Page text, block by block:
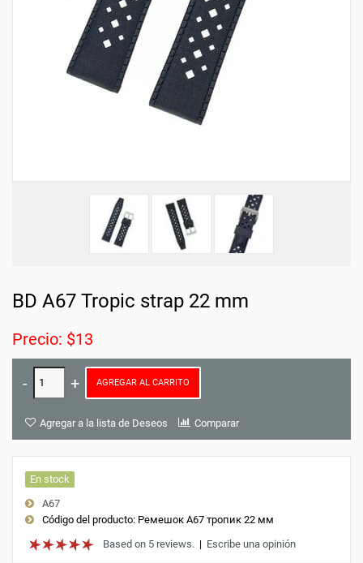
BD A67 Tropic strap 22 mm
Precio: $13
AGREGAR AL CARRITO
Agregar a la lista de Deseos Comparar
En stock
A67
Código del producto: Ремешок А67 тропик 22 мм
Based on 5 reviews. | Escribe una opinión